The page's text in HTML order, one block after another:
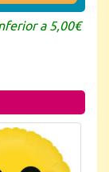
a 5,00€